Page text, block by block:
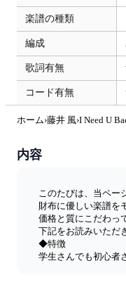
楽譜の種類
編成
歌詞有無
コード有無
ホーム›藤井 風›I Need U
内容
このたびは、当ペー
財布に優しい楽譜を
価格と質にこだわっ
下記をお読みいただ
◆特徴
学生さんでも初心者